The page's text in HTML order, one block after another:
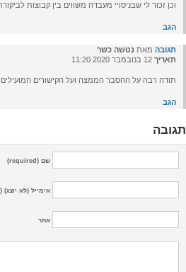
וכן זכור לי שבניסויי מעבדה משווים בין קבוצות
הגב
תגובה מאת נטשה כשר
תאריך
תודה רבה על ההסבר הממצה ועל הקישורים
הגב
תגובה
שם (required)
אימייל (לא יוצג) (required)
אתר